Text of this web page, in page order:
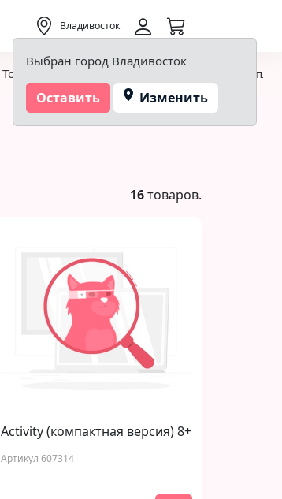
Владивосток
Выбран город Владивосток
Оставить Изменить
Товары для творчества и хобби Детская
16товаров.
Activity (компактная версия) 8+
Артикул 607314